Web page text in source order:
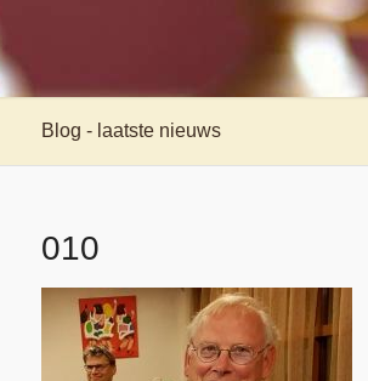
Blog - laatste nieuws
010